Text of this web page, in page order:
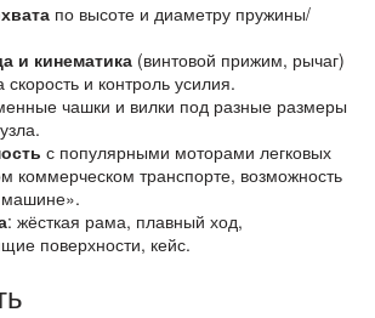
по высоте и диаметру пружины/
и кинематика (винтовой прижим, рычаг)
и контроль усилия.
чашки и вилки под разные размеры
с популярными моторами легковых
коммерческом транспорте, возможность
: жёсткая рама, плавный ход,
поверхности, кейс.